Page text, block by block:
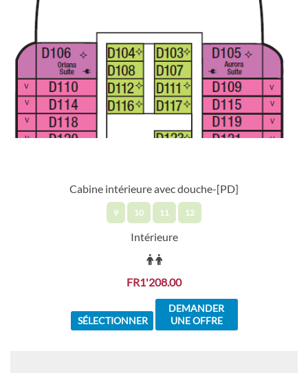
Cabine intérieure avec douche-[PD]
9 10 11 12
Intérieure
FR1'208.00
SÉLECTIONNER
DEMANDER
UNE OFFRE